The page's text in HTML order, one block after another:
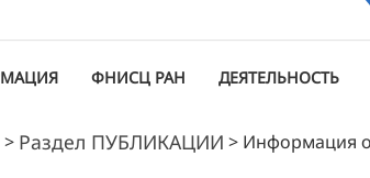
ФНИСЦ РАН ДЕЯТЕЛЬНОСТЬ
> Раздел ПУБЛИКАЦИИ > Информация